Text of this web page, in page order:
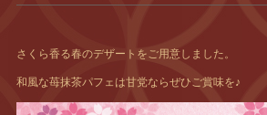
さくら香る春のデザートをご用意しました。
和風な苺抹茶パフェは甘党ならぜひご賞味を♪